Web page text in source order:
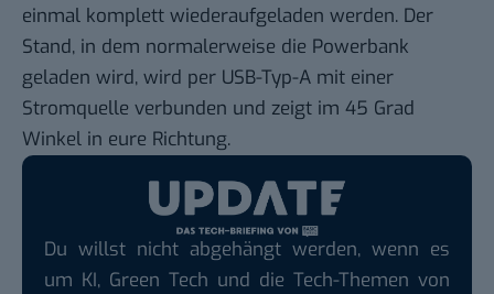
einmal komplett wiederaufgeladen werden. Der
Stand, in dem normalerweise die Powerbank
geladen wird, wird per USB-Typ-A mit einer
Stromquelle verbunden und zeigt im 45 Grad
Winkel in eure Richtung.
Du willst nicht abgehängt werden, wenn es
um KI, Green Tech und die Tech-Themen von